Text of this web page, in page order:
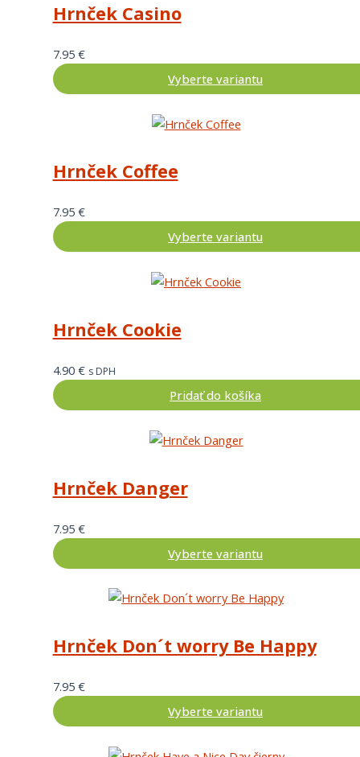
Hrnček Casino
7.95 €
Vyberte variantu
Hrnček Coffee
7.95 €
Vyberte variantu
Hrnček Cookie
4.90 € s DPH
Pridať do košíka
Hrnček Danger
7.95 €
Vyberte variantu
Hrnček Don´t worry Be Happy
7.95 €
Vyberte variantu